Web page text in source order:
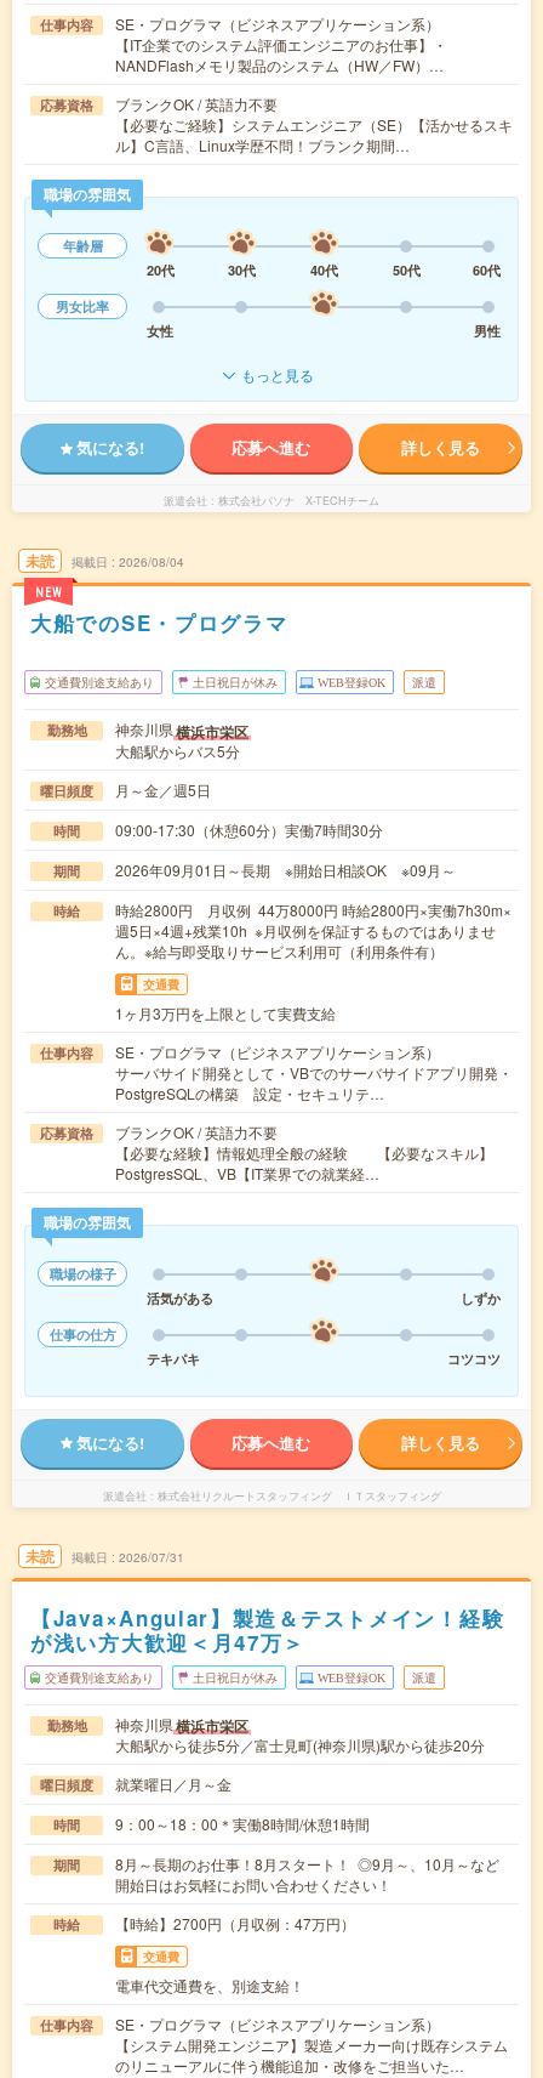
仕事内容
SE・プログラマ（ビジネスアプリケーション系）
【IT企業でのシステム評価エンジニアのお仕事】・
NANDFlashメモリ製品のシステム（HW／FW）…
応募資格
ブランクOK / 英語力不要
【必要なご経験】システムエンジニア（SE）【活かせるスキ
ル】C言語、Linux学歴不問！ブランク期間…
職場の雰囲気
年齢層
20代
30代 40代 50代
60代
男女比率
女性
男性
もっと見る
気になる! 応募へ進む 詳しく見る
派遣会社 株式会社パソナ X-TECHチーム
未読
NEW
掲載日 2026/08/04
大船でのSE・プログラマ
交通費別途支給あり 土日祝日が休み WEB登録OK 派遣
勤務地 神奈川県横浜市栄区
大船駅からバス5分
曜日頻度 月～金／週5日
時間 09:00-17:30（休憩60分）実働7時間30分
期間 2026年09月01日～長期 ※開始日相談OK ※09月～
時給
時給2800円 月収例 44万8000円 時給2800円×実働7h30m×
週5日×4週+残業10h ※月収例を保証するものではありませ
ん。※給与即受取りサービス利用可（利用条件有）
交通費
1ヶ月3万円を上限として実費支給
仕事内容
SE・プログラマ（ビジネスアプリケーション系）
サーバサイド開発として・VBでのサーバサイドアプリ開発・
PostgreSQLの構築 設定・セキュリテ…
応募資格
ブランクOK / 英語力不要
【必要な経験】情報処理全般の経験 【必要なスキル】
PostgresSQL、VB【IT業界での就業経…
職場の雰囲気
職場の様子
活気がある
しずか
仕事の仕方
テキパキ
コツコツ
気になる! 応募へ進む 詳しく見る
派遣会社 株式会社リクルートスタッフィング ＩＴスタッフィング
未読 掲載日 2026/07/31
【Java×Angular】製造＆テストメイン！経験
が浅い方大歓迎＜月47万＞
交通費別途支給あり 土日祝日が休み WEB登録OK 派遣
勤務地 神奈川県横浜市栄区
大船駅から徒歩5分／富士見町(神奈川県)駅から徒歩20分
曜日頻度 就業曜日／月～金
時間 9：00～18：00＊実働8時間/休憩1時間
期間
8月～長期のお仕事！8月スタート！ ◎9月～、10月～など
開始日はお気軽にお問い合わせください！
時給 【時給】2700円（月収例：47万円）
交通費
電車代交通費を、別途支給！
仕事内容
SE・プログラマ（ビジネスアプリケーション系）
【システム開発エンジニア】製造メーカー向け既存システム
のリニューアルに伴う機能追加・改修をご担当いた…